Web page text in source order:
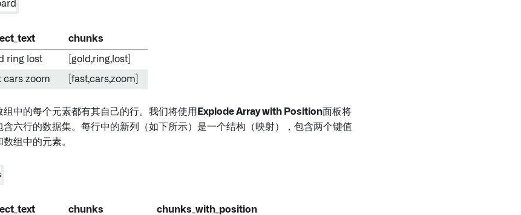
chunks
ring lost [gold,ring,lost]
cars zoom [fast,cars,zoom]
中的每个元素都有其自己的行。我们将使用 Explode Array with Position面板将
含六行的数据集。每行中的新列（如下所示）是一个结构（映射），包含两个键值
组中的元素。
chunks chunks_with_position